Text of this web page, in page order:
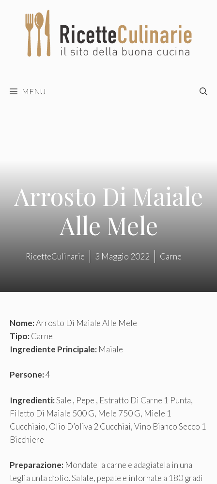
contenuto
MENU
Arrosto Di Maiale
Alle Mele
RicetteCulinarie 3 Maggio 2022 Carne
Nome:Arrosto Di Maiale Alle Mele
Tipo:Carne
Ingrediente Principale: Maiale
Persone:4
Ingredienti:Sale , Pepe , Estratto Di Carne 1 Punta,
Filetto Di Maiale 500 G, Mele 750 G, Miele 1
Cucchiaio, Olio D’oliva 2 Cucchiai, Vino Bianco Secco 1
Bicchiere
Preparazione: Mondate la carne e adagiatela in una
teglia unta d’olio. Salate, pepate e infornate a 180 gradi